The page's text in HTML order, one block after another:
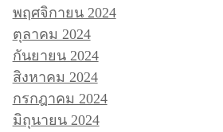
พฤศจิกายน 2024
ตุลาคม 2024
กันยายน 2024
สิงหาคม 2024
กรกฎาคม 2024
มิถุนายน 2024